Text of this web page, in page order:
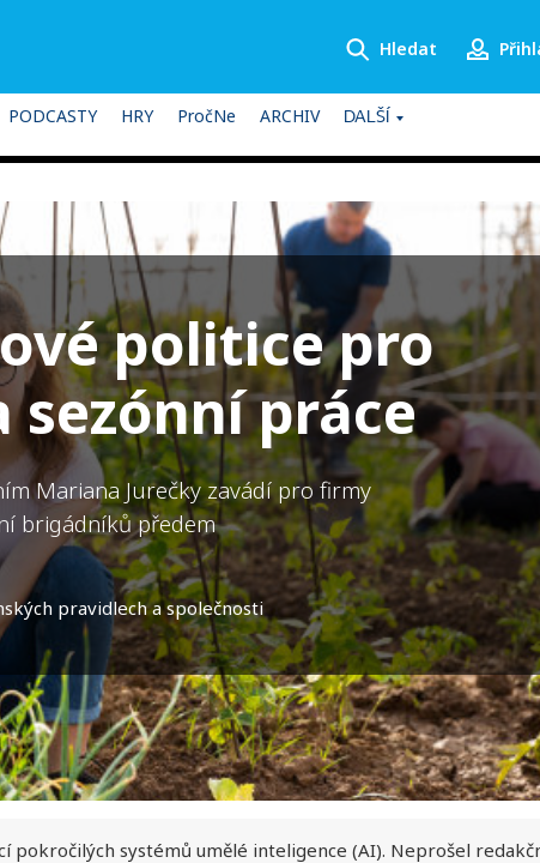
Hledat
PODCASTY HRY PročNe ARCHIV DALŠÍ
politice pro
práce
Mariana Jurečky zavádí pro firmy
brigádníků předem
pravidlech a společnosti
systémů umělé inteligence (AI). Neprošel